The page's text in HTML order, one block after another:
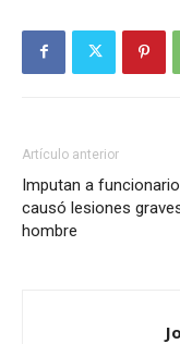
Artículo anterior
Imputan a
causó lesiones
hombre